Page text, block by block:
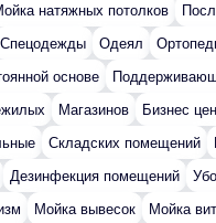
натяжных потолков
Спецодежды Одеял
основе
Магазинов Бизнес
Складских помещений
Дезинфекция помещений
Мойка вывесок Мойка